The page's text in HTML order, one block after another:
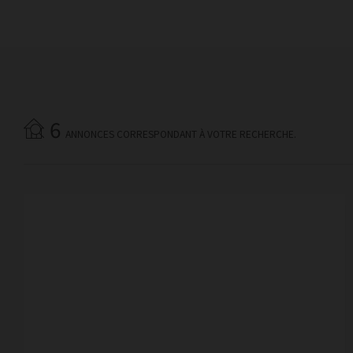
6 ANNONCES CORRESPONDANT À VOTRE RECHERCHE.